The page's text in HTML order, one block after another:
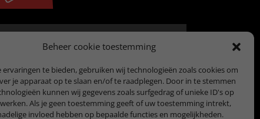
Beheer cookie toestemming
ervaringen te bieden, gebruiken wij technologieën zoals cookies om
je apparaat op te slaan en/of te raadplegen. Door in te stemmen
kunnen wij gegevens zoals surfgedrag of unieke ID's op
Als je geen toestemming geeft of uw toestemming intrekt,
invloed hebben op bepaalde functies en mogelijkheden.